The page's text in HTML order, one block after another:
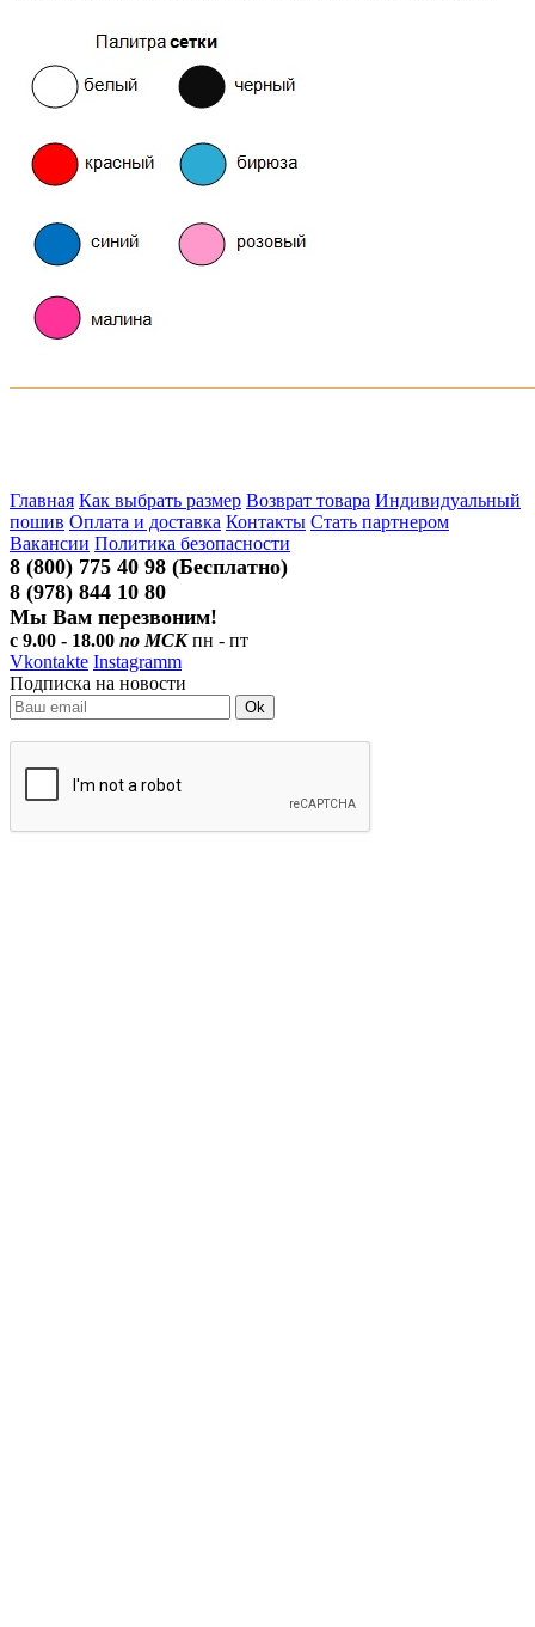
Главная Как выбрать размер Возврат товара Индивидуальный
пошив Оплата и доставка Контакты Стать партнером
Вакансии Политика безопасности
8 (800) 775 40 98 (Бесплатно)
8 (978) 844 10 80
Мы Вам перезвоним!
с 9.00 - 18.00 по МСКпн - пт
Vkontakte Instagramm
Подписка на новости